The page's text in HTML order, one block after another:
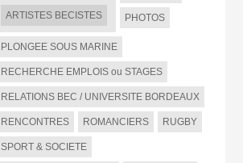
ARTISTES BECISTES
PHOTOS
PLONGEE SOUS MARINE
RECHERCHE EMPLOIS ou STAGES
RELATIONS BEC / UNIVERSITE BORDEAUX
RENCONTRES ROMANCIERS RUGBY
SPORT & SOCIETE